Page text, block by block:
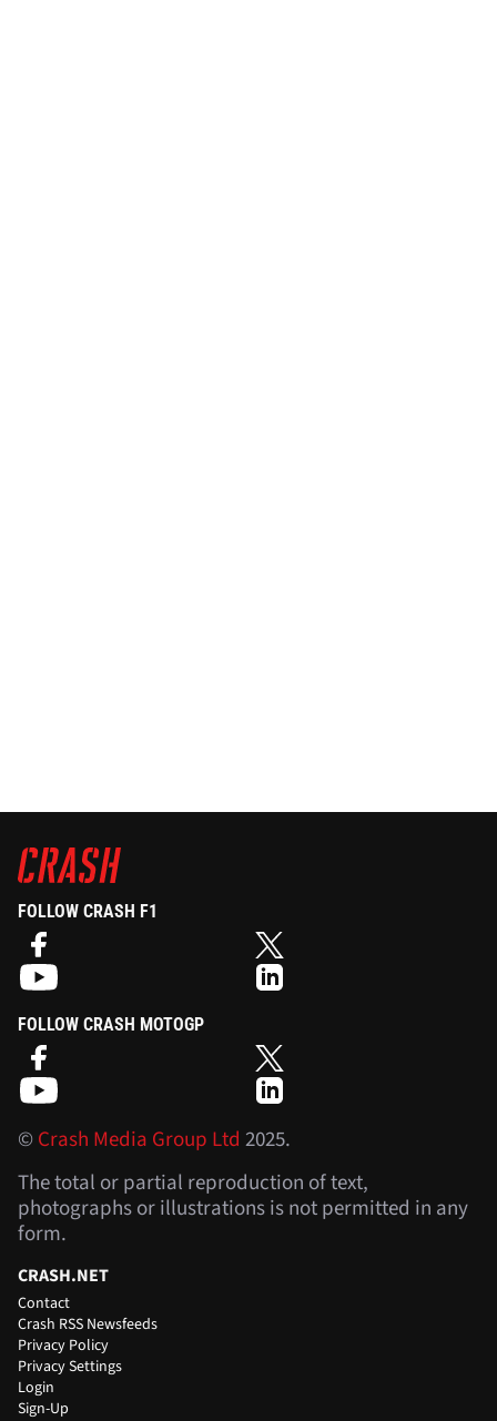
FOLLOW CRASH F1
FOLLOW CRASH MOTOGP
©Crash Media Group Ltd 2025.
The total or partial reproduction of text,
photographs or illustrations is not permitted in any
form.
CRASH.NET
Contact
Crash RSS Newsfeeds
Privacy Policy
Privacy Settings
Login
Sign-Up